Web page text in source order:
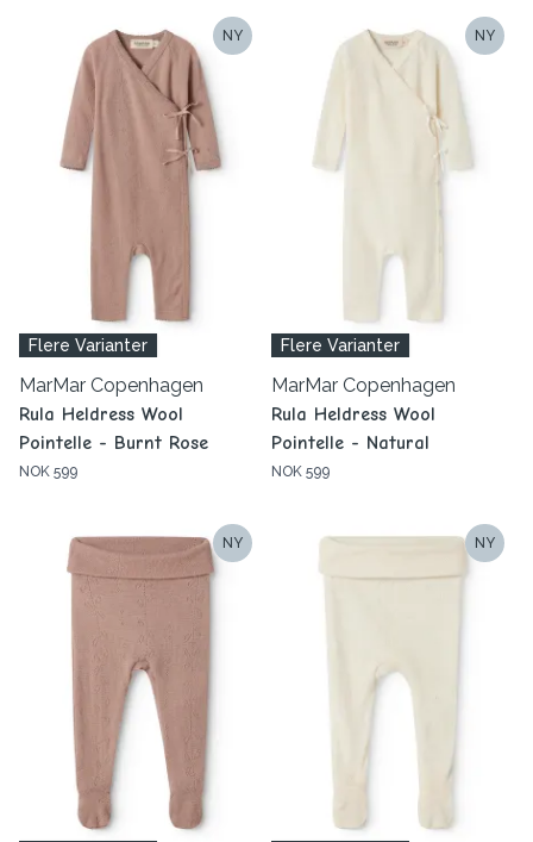
NY
Flere Varianter
MarMar Copenhagen
Rula Heldress Wool
Pointelle - Burnt Rose
NOK 599
NY
Flere Varianter
MarMar Copenhagen
Rula Heldress Wool
Pointelle - Natural
NOK 599
NY NY